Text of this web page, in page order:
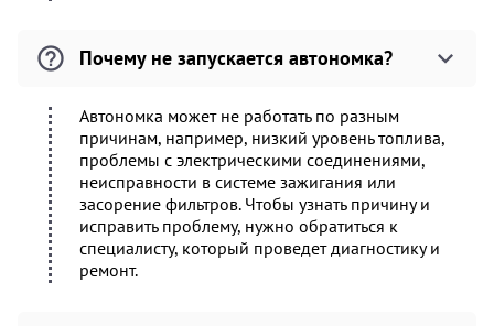
Почему не запускается автономка?
Автономка может не работать по разным
причинам, например, низкий уровень топлива,
проблемы с электрическими соединениями,
неисправности в системе зажигания или
засорение фильтров. Чтобы узнать причину и
исправить проблему, нужно обратиться к
специалисту, который проведет диагностику и
ремонт.